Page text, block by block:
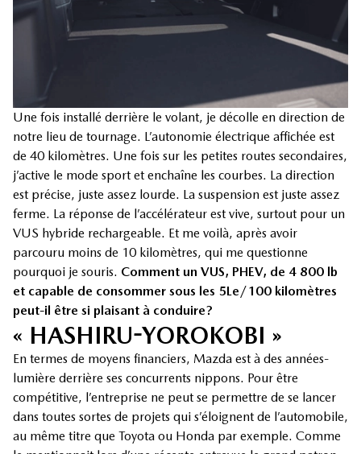
Une fois installé derrière le volant, je décolle en direction de
notre lieu de tournage. L’autonomie électrique affichée est
de 40 kilomètres. Une fois sur les petites routes secondaires,
j’active le mode sport et enchaîne les courbes. La direction
est précise, juste assez lourde. La suspension est juste assez
ferme. La réponse de l’accélérateur est vive, surtout pour un
VUS hybride rechargeable. Et me voilà, après avoir
parcouru moins de 10 kilomètres, qui me questionne
pourquoi je souris. Comment un VUS, PHEV, de 4 800 lb
et capable de consommer sous les 5Le/100 kilomètres
peut-il être si plaisant à conduire?
« HASHIRU-YOROKOBI »
En termes de moyens financiers, Mazda est à des années-
lumière derrière ses concurrents nippons. Pour être
compétitive, l’entreprise ne peut se permettre de se lancer
dans toutes sortes de projets qui s’éloignent de l’automobile,
au même titre que Toyota ou Honda par exemple. Comme